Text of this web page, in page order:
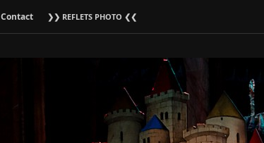
Contact ❯❯ REFLETS PHOTO ❮❮